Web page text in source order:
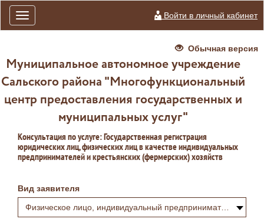
Toggle
navigation
Войти в личный кабинет
Обычная версия
Муниципальное автономное учреждение
Сальского района "Многофункциональный
центр предоставления государственных и
муниципальных услуг"
Консультация по услуге: Государственная регистрация
юридических лиц, физических лиц в качестве индивидуальных
предпринимателей и крестьянских (фермерских) хозяйств
Вид заявителя
Физическое лицо, индивидуальный предприниматель или самозанятый